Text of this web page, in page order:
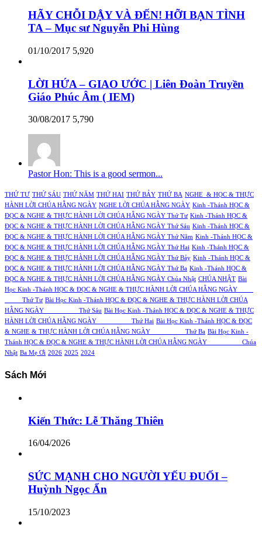
HÃY CHỖI DẬY VÀ ĐẾN! HỠI BẠN TÌNH
TA – Mục sư Nguyễn Phi Hùng
01/10/2017 5,920
LỜI HỨA – GIAO ƯỚC | Liên Đoàn Truyền
Giáo Phúc Âm ( IEM)
30/08/2017 5,790
Pastor Hon: This is a good sermon...
THỨ TƯ THỨ SÁU THỨ NĂM THỨ HAI THỨ BẢY THỨ BA NGHE & HỌC & THỰC
HÀNH LỜI CHÚA HẰNG NGÀY NGHE LỜI CHÚA HẰNG NGÀY Kinh -Thánh HỌC &
ĐỌC & NGHE & THỰC HÀNH LỜI CHÚA HẰNG NGÀY Thứ Tư Kinh -Thánh HỌC &
ĐỌC & NGHE & THỰC HÀNH LỜI CHÚA HẰNG NGÀY Thứ Sáu Kinh -Thánh HỌC &
ĐỌC & NGHE & THỰC HÀNH LỜI CHÚA HẰNG NGÀY Thứ Năm Kinh -Thánh HỌC &
ĐỌC & NGHE & THỰC HÀNH LỜI CHÚA HẰNG NGÀY Thứ Hai Kinh -Thánh HỌC &
ĐỌC & NGHE & THỰC HÀNH LỜI CHÚA HẰNG NGÀY Thứ Bảy Kinh -Thánh HỌC &
ĐỌC & NGHE & THỰC HÀNH LỜI CHÚA HẰNG NGÀY Thứ Ba Kinh -Thánh HỌC &
ĐỌC & NGHE & THỰC HÀNH LỜI CHÚA HẰNG NGÀY Chúa Nhật CHÚA NHẬT Bài
Học Kinh -Thánh HỌC & ĐỌC & NGHE & THỰC HÀNH LỜI CHÚA HẰNG NGÀY
Thứ Tư Bài Học Kinh -Thánh HỌC & ĐỌC & NGHE & THỰC HÀNH LỜI CHÚA
HẰNG NGÀY Thứ Sáu Bài Học Kinh -Thánh HỌC & ĐỌC & NGHE & THỰC
HÀNH LỜI CHÚA HẰNG NGÀY Thứ Hai Bài Học Kinh -Thánh HỌC & ĐỌC
& NGHE & THỰC HÀNH LỜI CHÚA HẰNG NGÀY Thứ Ba Bài Học Kinh -
Thánh HỌC & ĐỌC & NGHE & THỰC HÀNH LỜI CHÚA HẰNG NGÀY Chúa
Nhật Ba Mẹ Ơi 2026 2025 2024
Sách Mới
Kiến Thức: Lễ Thăng Thiên
16/04/2026
SỨC MẠNH CHO NGƯỜI YẾU ĐUỐI –
Huỳnh Ngọc Ẩn
15/10/2023